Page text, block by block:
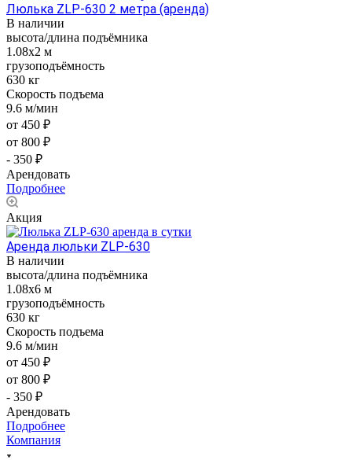
Люлька ZLP-630 2 метра (аренда)
В наличии
высота/длина подъёмника
1.08x2 м
грузоподъёмность
630 кг
Скорость подъема
9.6 м/мин
от 450 ₽
от 800 ₽
- 350 ₽
Арендовать
Подробнее
Акция
Аренда люльки ZLP-630
В наличии
высота/длина подъёмника
1.08x6 м
грузоподъёмность
630 кг
Скорость подъема
9.6 м/мин
от 450 ₽
от 800 ₽
- 350 ₽
Арендовать
Подробнее
Компания